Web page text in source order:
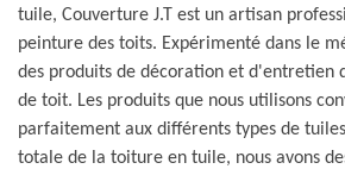
tuile, Couverture J.T est un artisan
peinture des toits. Expérimenté dans le
des produits de décoration et d'entretien
de toit. Les produits que nous utilisons
parfaitement aux différents types de
totale de la toiture en tuile, nous avons